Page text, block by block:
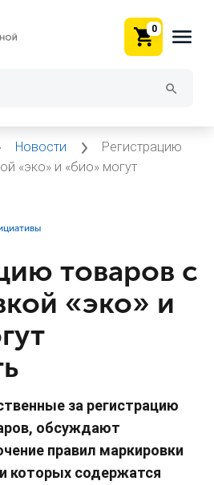
0
Новости
Регистрацию
«эко» и «био» могут
товаров с
«эко» и
за регистрацию
обсуждают
правил маркировки
которых содержатся